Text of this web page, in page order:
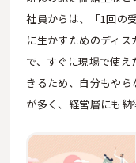
社員からは、「1回の
に生かすためのディ
で、すぐに現場で使
きるため、自分もや
が多く、経営層にも納